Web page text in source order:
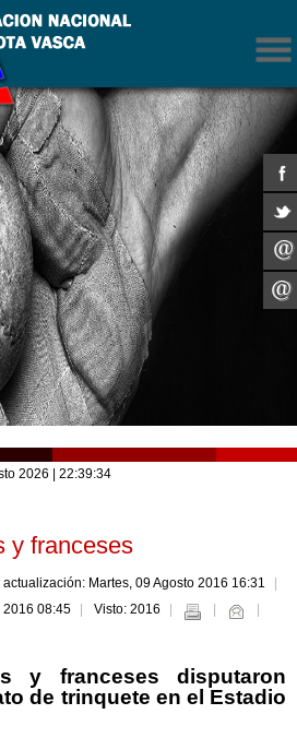
2026 | 22:39:34
y franceses
actualización: Martes, 09 Agosto 2016 16:31
2016 08:45
Visto: 2016
y franceses disputaron
de trinquete en el Estadio